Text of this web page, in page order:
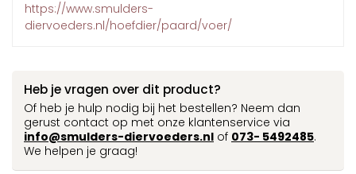
https://www.smulders-
diervoeders.nl/hoefdier/paard/voer/
Heb je vragen over dit product?
Of heb je hulp nodig bij het bestellen? Neem dan
gerust contact op met onze klantenservice via
info@smulders-diervoeders.nl of 073- 5492485.
We helpen je graag!